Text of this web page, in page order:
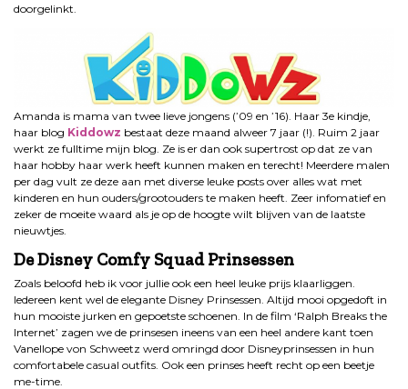
doorgelinkt.
Amanda is mama van twee lieve jongens (’09 en ’16). Haar 3e kindje,
haar blog Kiddowz bestaat deze maand alweer 7 jaar (!). Ruim 2 jaar
werkt ze fulltime mijn blog. Ze is er dan ook supertrost op dat ze van
haar hobby haar werk heeft kunnen maken en terecht! Meerdere malen
per dag vult ze deze aan met diverse leuke posts over alles wat met
kinderen en hun ouders/grootouders te maken heeft. Zeer infomatief en
zeker de moeite waard als je op de hoogte wilt blijven van de laatste
nieuwtjes.
De Disney Comfy Squad Prinsessen
Zoals beloofd heb ik voor jullie ook een heel leuke prijs klaarliggen.
Iedereen kent wel de elegante Disney Prinsessen. Altijd mooi opgedoft in
hun mooiste jurken en gepoetste schoenen. In de film ‘Ralph Breaks the
Internet’ zagen we de prinsesen ineens van een heel andere kant toen
Vanellope von Schweetz werd omringd door Disneyprinsessen in hun
comfortabele casual outfits. Ook een prinses heeft recht op een beetje
me-time.